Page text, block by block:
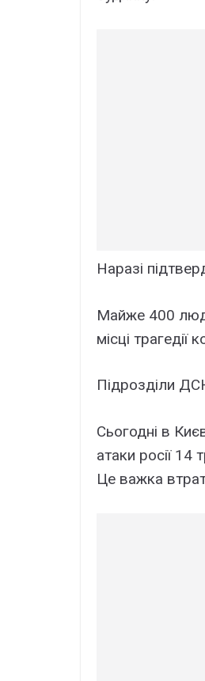
Наразі
Майже 400
місці трагедії
Підрозділи
Сьогодні в
атаки росії 14
Це важка